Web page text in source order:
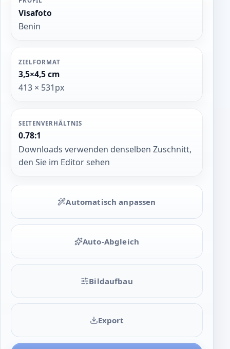
Visafoto
Benin
ZIELFORMAT
3,5×4,5 cm
413 × 531px
SEITENVERHÄLTNIS
0.78:1
Downloads verwenden denselben Zuschnitt,
den Sie im Editor sehen
Automatisch anpassen
Auto-Abgleich
Bildaufbau
Export